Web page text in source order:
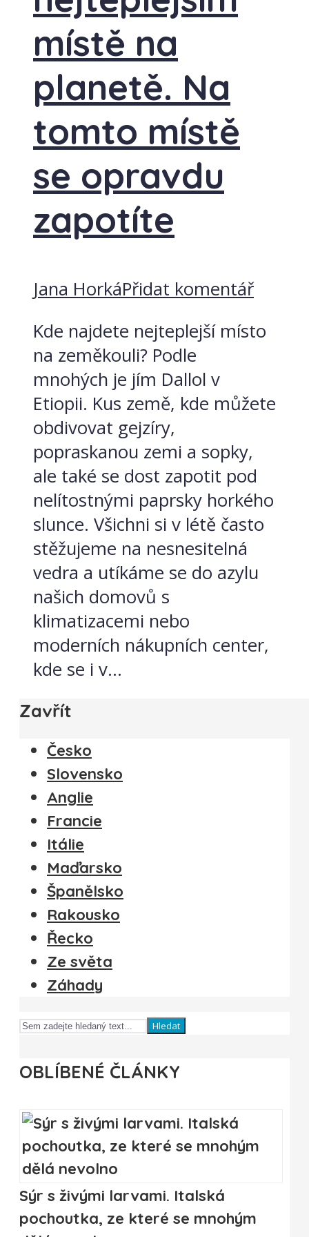
místě na
planetě. Na
tomto místě
se opravdu
zapotíte
Jana HorkáPřidat komentář
Kde najdete nejteplejší místo
na zeměkouli? Podle
mnohých je jím Dallol v
Etiopii. Kus země, kde můžete
obdivovat gejzíry,
popraskanou zemi a sopky,
ale také se dost zapotit pod
nelítostnými paprsky horkého
slunce. Všichni si v létě často
stěžujeme na nesnesitelná
vedra a utíkáme se do azylu
našich domovů s
klimatizacemi nebo
moderních nákupních center,
kde se i v...
Zavřít
Česko
Slovensko
Anglie
Francie
Itálie
Maďarsko
Španělsko
Rakousko
Řecko
Ze světa
Záhady
Hledat
OBLÍBENÉ ČLÁNKY
Sýr s živými larvami. Italská
pochoutka, ze které se mnohým